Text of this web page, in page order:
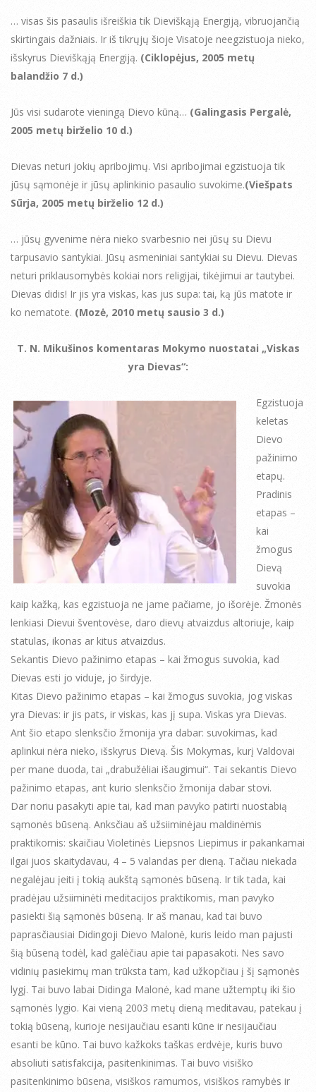
… visas šis pasaulis išreiškia tik Dieviškąją Energiją, vibruojančią
skirtingais dažniais. Ir iš tikrųjų šioje Visatoje neegzistuoja nieko,
išskyrus Dieviškąją Energiją. (Ciklopėjus, 2005 metų
balandžio 7 d.)
Jūs visi sudarote vieningą Dievo kūną… (Galingasis Pergalė,
2005 metų birželio 10 d.)
Dievas neturi jokių apribojimų. Visi apribojimai egzistuoja tik
jūsų sąmonėje ir jūsų aplinkinio pasaulio suvokime.(Viešpats
Sūrja, 2005 metų birželio 12 d.)
… jūsų gyvenime nėra nieko svarbesnio nei jūsų su Dievu
tarpusavio santykiai. Jūsų asmeniniai santykiai su Dievu. Dievas
neturi priklausomybės kokiai nors religijai, tikėjimui ar tautybei.
Dievas didis! Ir jis yra viskas, kas jus supa: tai, ką jūs matote ir
ko nematote. (Mozė, 2010 metų sausio 3 d.)
T. N. Mikušinos komentaras Mokymo nuostatai „Viskas
yra Dievas“:
Egzistuoja
keletas
Dievo
pažinimo
etapų.
Pradinis
etapas –
kai
žmogus
Dievą
suvokia
kaip kažką, kas egzistuoja ne jame pačiame, jo išorėje. Žmonės
lenkiasi Dievui šventovėse, daro dievų atvaizdus altoriuje, kaip
statulas, ikonas ar kitus atvaizdus.
Sekantis Dievo pažinimo etapas – kai žmogus suvokia, kad
Dievas esti jo viduje, jo širdyje.
Kitas Dievo pažinimo etapas – kai žmogus suvokia, jog viskas
yra Dievas: ir jis pats, ir viskas, kas jį supa. Viskas yra Dievas.
Ant šio etapo slenksčio žmonija yra dabar: suvokimas, kad
aplinkui nėra nieko, išskyrus Dievą. Šis Mokymas, kurį Valdovai
per mane duoda, tai „drabužėliai išaugimui“. Tai sekantis Dievo
pažinimo etapas, ant kurio slenksčio žmonija dabar stovi.
Dar noriu pasakyti apie tai, kad man pavyko patirti nuostabią
sąmonės būseną. Anksčiau aš užsiiminėjau maldinėmis
praktikomis: skaičiau Violetinės Liepsnos Liepimus ir pakankamai
ilgai juos skaitydavau, 4 – 5 valandas per dieną. Tačiau niekada
negalėjau įeiti į tokią aukštą sąmonės būseną. Ir tik tada, kai
pradėjau užsiiminėti meditacijos praktikomis, man pavyko
pasiekti šią sąmonės būseną. Ir aš manau, kad tai buvo
paprasčiausiai Didingoji Dievo Malonė, kuris leido man pajusti
šią būseną todėl, kad galėčiau apie tai papasakoti. Nes savo
vidinių pasiekimų man trūksta tam, kad užkopčiau į šį sąmonės
lygį. Tai buvo labai Didinga Malonė, kad mane užtemptų iki šio
sąmonės lygio. Kai vieną 2003 metų dieną meditavau, patekau į
tokią būseną, kurioje nesijaučiau esanti kūne ir nesijaučiau
esanti be kūno. Tai buvo kažkoks taškas erdvėje, kuris buvo
absoliuti satisfakcija, pasitenkinimas. Tai buvo visiško
pasitenkinimo būsena, visiškos ramumos, visiškos ramybės ir